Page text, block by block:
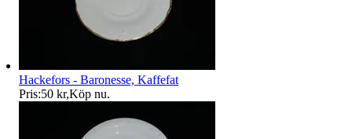
Hackefors - Baronesse, Kaffefat
Pris:50 kr,Köp nu.